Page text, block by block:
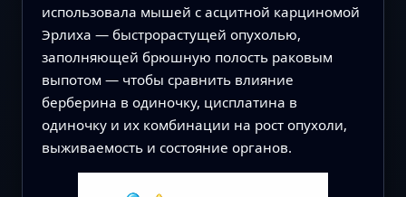
использовала мышей с асцитной карциномой
Эрлиха — быстрорастущей опухолью,
заполняющей брюшную полость раковым
выпотом — чтобы сравнить влияние
берберина в одиночку, цисплатина в
одиночку и их комбинации на рост опухоли,
выживаемость и состояние органов.